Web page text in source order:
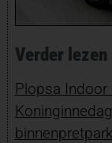
Verder lezen
Plopsa